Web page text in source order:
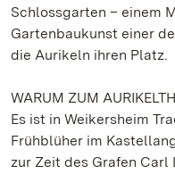
Schlossgarten – einem
Gartenbaukunst einer
die Aurikeln ihren Platz.
WARUM ZUM
Es ist in Weikersheim
Frühblüher im
zur Zeit des Grafen Carl